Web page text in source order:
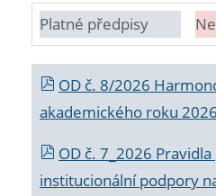
Platné předpisy
OD č. 8/2026
akademického roku
OD č. 7_2026
institucionální podpory